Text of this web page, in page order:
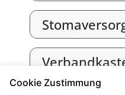
Cookie Zustimmung